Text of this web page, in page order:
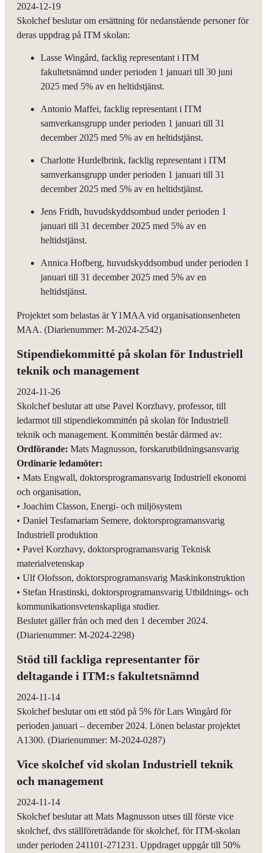
2024-12-19
Skolchef beslutar om ersättning för nedanstående personer för
deras uppdrag på ITM skolan:
Lasse Wingård, facklig representant i ITM
fakultetsnämnd under perioden 1 januari till 30 juni
2025 med 5% av en heltidstjänst.
Antonio Maffei, facklig representant i ITM
samverkansgrupp under perioden 1 januari till 31
december 2025 med 5% av en heltidstjänst.
Charlotte Hurdelbrink, facklig representant i ITM
samverkansgrupp under perioden 1 januari till 31
december 2025 med 5% av en heltidstjänst.
Jens Fridh, huvudskyddsombud under perioden 1
januari till 31 december 2025 med 5% av en
heltidstjänst.
Annica Hofberg, huvudskyddsombud under perioden 1
januari till 31 december 2025 med 5% av en
heltidstjänst.
Projektet som belastas är Y1MAA vid organisationsenheten
MAA. (Diarienummer: M-2024-2542)
Stipendiekommitté på skolan för Industriell
teknik och management
2024-11-26
Skolchef beslutar att utse Pavel Korzhavy, professor, till
ledarmot till stipendiekommittén på skolan för Industriell
teknik och management. Kommittén består därmed av:
Ordförande: Mats Magnusson, forskarutbildningsansvarig
Ordinarie ledamöter:
• Mats Engwall, doktorsprogramansvarig Industriell ekonomi
och organisation,
• Joachim Classon, Energi- och miljösystem
• Daniel Tesfamariam Semere, doktorsprogramansvarig
Industriell produktion
• Pavel Korzhavy, doktorsprogramansvarig Teknisk
materialvetenskap
• Ulf Olofsson, doktorsprogramansvarig Maskinkonstruktion
• Stefan Hrastinski, doktorsprogramansvarig Utbildnings- och
kommunikationsvetenskapliga studier.
Beslutet gäller från och med den 1 december 2024.
(Diarienummer: M-2024-2298)
Stöd till fackliga representanter för
deltagande i ITM:s fakultetsnämnd
2024-11-14
Skolchef beslutar om ett stöd på 5% för Lars Wingård för
perioden januari – december 2024. Lönen belastar projektet
A1300. (Diarienummer: M-2024-0287)
Vice skolchef vid skolan Industriell teknik
och management
2024-11-14
Skolchef beslutar att Mats Magnusson utses till förste vice
skolchef, dvs ställföreträdande för skolchef, för ITM-skolan
under perioden 241101-271231. Uppdraget uppgår till 50%